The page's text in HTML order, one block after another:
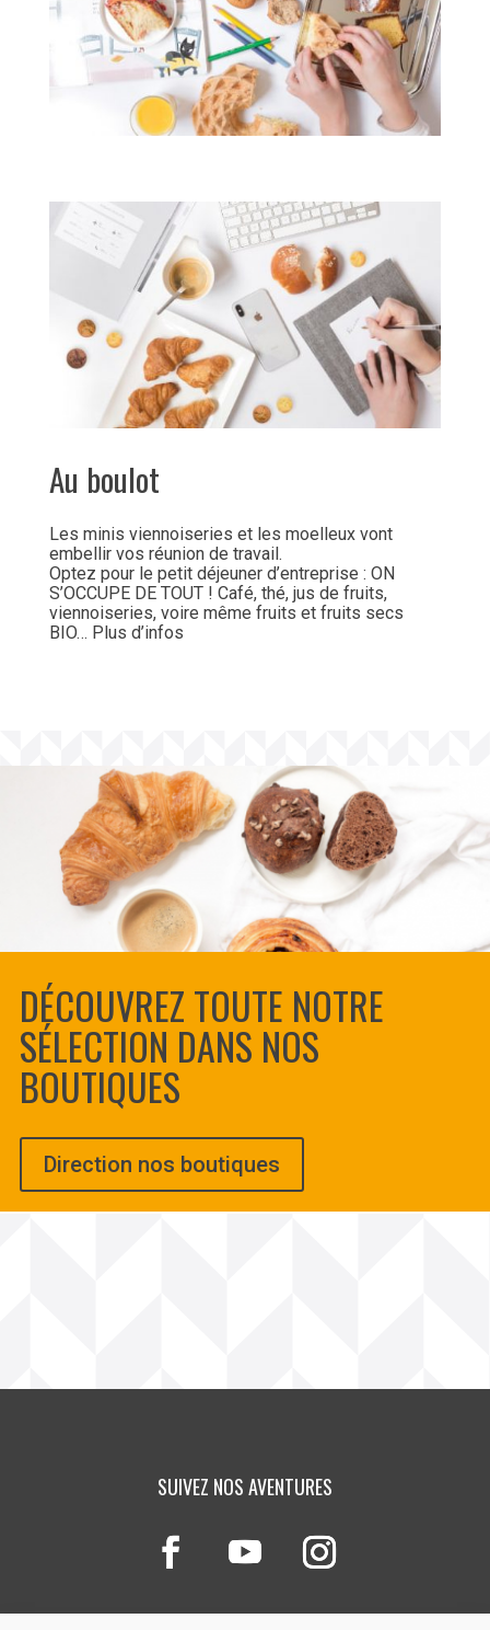
Au boulot
Les minis viennoiseries et les moelleux vont
embellir vos réunion de travail.
Optez pour le petit déjeuner d’entreprise : ON
S’OCCUPE DE TOUT ! Café, thé, jus de fruits,
viennoiseries, voire même fruits et fruits secs
BIO… Plus d’infos
DÉCOUVREZ TOUTE NOTRE
SÉLECTION DANS NOS
BOUTIQUES
Direction nos boutiques
SUIVEZ NOS AVENTURES